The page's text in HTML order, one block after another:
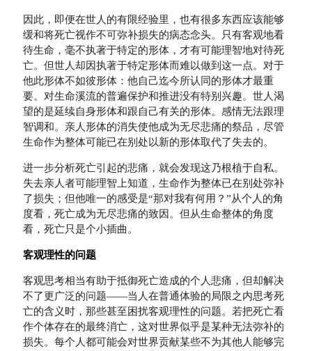
因此，即便在世人的有限经验里，也有很多东西应该能够
缓和将死亡视作不可弥补损失的病态念头。只有客观地看
待生命，毫不执著于特定的形体，才有可能理智地对待死
亡。但世人却因执著于特定形体而难以做到这一点。对于
他此形体不如彼形体：他自己迄今所认同的形体才最重
要。对生命溪流的普遍保护和推进没有特别兴趣。世人渴
望的是延续自身形体和跟自己有关的形体。感情无法跟理
智调和。亲人形体的消失使他成为无尽悲痛的祭品，尽管
生命作为整体可能已在别处以新的形体取代了失去的。
进一步分析死亡引起的悲痛，就会发现这乃根植于自私。
失去亲人者可能理智上知道，生命作为整体已在别处弥补
了损失；但他唯一的感受是“那对我有何用？”从个人的角
度看，死亡成为无尽悲痛的致因。但从生命整体的角度
看，死亡只是个小插曲。
客观理性的问题
客观思考相当有助于抵御死亡造成的个人悲痛，但却解决
不了更广泛的问题——当人在普通体验的局限之内思考死
亡的含义时，那些甚至困扰客观理性的问题。若把死亡看
作个体存在的最终消亡，这对世界似乎是某种无法弥补的
损失。每个人都可能会对世界贡献某些不为其他人能够完